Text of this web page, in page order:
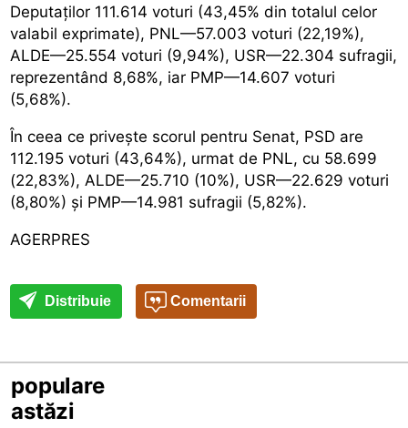
Deputaților 111.614 voturi (43,45% din totalul celor
valabil exprimate), PNL—57.003 voturi (22,19%),
ALDE—25.554 voturi (9,94%), USR—22.304 sufragii,
reprezentând 8,68%, iar PMP—14.607 voturi
(5,68%).
În ceea ce privește scorul pentru Senat, PSD are
112.195 voturi (43,64%), urmat de PNL, cu 58.699
(22,83%), ALDE—25.710 (10%), USR—22.629 voturi
(8,80%) și PMP—14.981 sufragii (5,82%).
AGERPRES
Distribuie Comentarii
populare
astăzi